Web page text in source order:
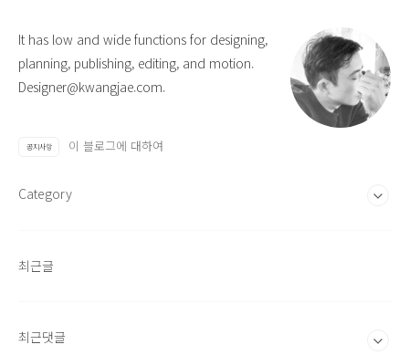
It has low and wide functions for designing,
planning, publishing, editing, and motion.
Designer@kwangjae.com.
공지사항 이 블로그에 대하여
Category
최근글
최근댓글